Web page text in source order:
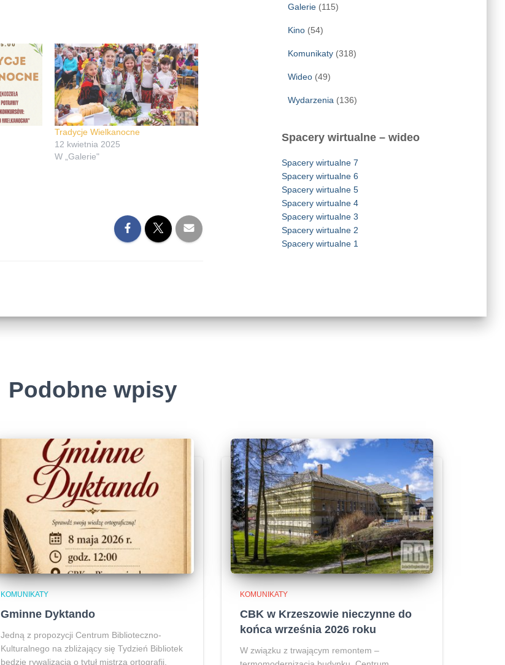
Tradycje Wielkanocne
12 kwietnia 2025
W „Galerie"
Galerie(115)
Kino(54)
Komunikaty(318)
Wideo(49)
Wydarzenia(136)
Spacery wirtualne – wideo
Spacery wirtualne 7
Spacery wirtualne 6
Spacery wirtualne 5
Spacery wirtualne 4
Spacery wirtualne 3
Spacery wirtualne 2
Spacery wirtualne 1
Podobne wpisy
KOMUNIKATY
Gminne Dyktando
Jedną z propozycji Centrum Biblioteczno-
Kulturalnego na zbliżający się Tydzień Bibliotek
będzie rywalizacja o tytuł mistrza ortografii.
KOMUNIKATY
CBK w Krzeszowie nieczynne do
końca września 2026 roku
W związku z trwającym remontem –